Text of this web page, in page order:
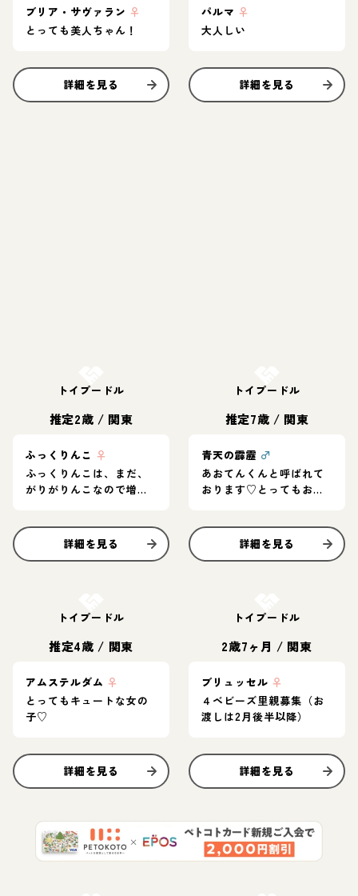
ブリア・サヴァラン ♀
とっても美人ちゃん！
詳細を見る
パルマ ♀
大人しい
詳細を見る
トイプードル
推定2歳 / 関東
ふっくりんこ ♀
ふっくりんこは、まだ、
がりがりんこなので増量
詳細を見る
トイプードル
推定7歳 / 関東
青天の霹靂 ♂
あおてんくんと呼ばれて
おります♡とってもおと
詳細を見る
トイプードル
推定4歳 / 関東
アムステルダム ♀
とってもキュートな女の
子♡
詳細を見る
トイプードル
2歳7ヶ月 / 関東
ブリュッセル ♀
４ベビーズ里親募集（お
渡しは2月後半以降）
詳細を見る